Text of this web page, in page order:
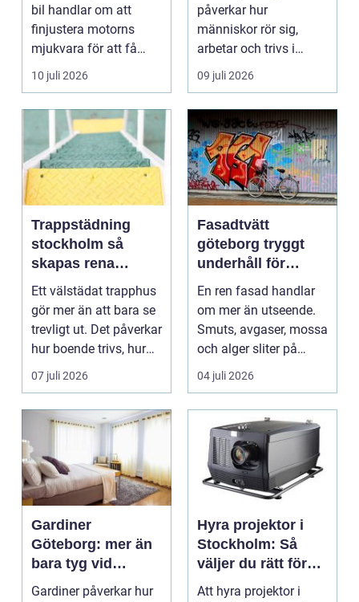
bil handlar om att
finjustera motorns
mjukvara för att få
bättre respons, mer k...
10 juli 2026
påverkar hur
människor rör sig,
arbetar och trivs i
städer och samhällen.
09 juli 2026
Trappstädning
stockholm så
skapas rena
trapphus som
håller över tid
Ett välstädat trapphus
gör mer än att bara se
trevligt ut. Det påverkar
hur boende trivs, hur
besöka...
07 juli 2026
Fasadtvätt
göteborg tryggt
underhåll för
hållbara fasader
En ren fasad handlar
om mer än utseende.
Smuts, avgaser, mossa
och alger sliter på
materialen och ka...
04 juli 2026
Gardiner
Göteborg: mer än
bara tyg vid
fönstret
Gardiner påverkar hur
Hyra projektor i
Stockholm: Så
väljer du rätt för
ditt event
Att hyra projektor i